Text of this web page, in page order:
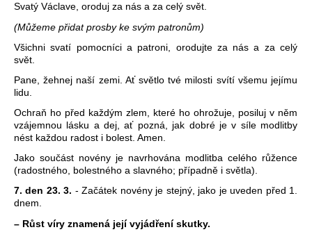
Svatý Václave, oroduj za nás a za celý svět.
(Můžeme přidat prosby ke svým patronům)
Všichni svatí pomocníci a patroni, orodujte za nás a za celý
svět.
Pane, žehnej naší zemi. Ať světlo tvé milosti svítí všemu jejímu
lidu.
Ochraň ho před každým zlem, které ho ohrožuje, posiluj v něm
vzájemnou lásku a dej, ať pozná, jak dobré je v síle modlitby
nést každou radost i bolest. Amen.
Jako součást novény je navrhována modlitba celého růžence
(radostného, bolestného a slavného; případně i světla).
7. den 23. 3. - Začátek novény je stejný, jako je uveden před 1.
dnem.
– Růst víry znamená její vyjádření skutky.